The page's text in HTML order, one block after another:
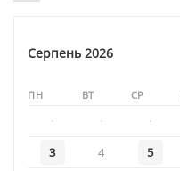
Серпень 2026
ПН ВТ СР
· · ·
3
4 5